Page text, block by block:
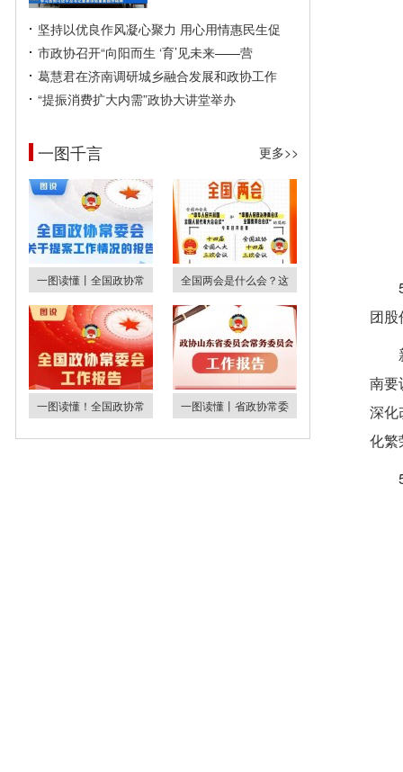
坚持以优良作风凝心聚力 用心用情惠民生促
市政协召开“向阳而生 ‘育’见未来——营
葛慧君在济南调研城乡融合发展和政协工作
“提振消费扩大内需”政协大讲堂举办
一图千言 更多>>
一图读懂丨全国政协常 全国两会是什么会？这
一图读懂！全国政协常 一图读懂丨省政协常委
团
南要
深化
化繁